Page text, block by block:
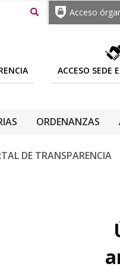
Acceso
ACCESO SEDE
ORDENANZAS
DE TRANSPARENCIA